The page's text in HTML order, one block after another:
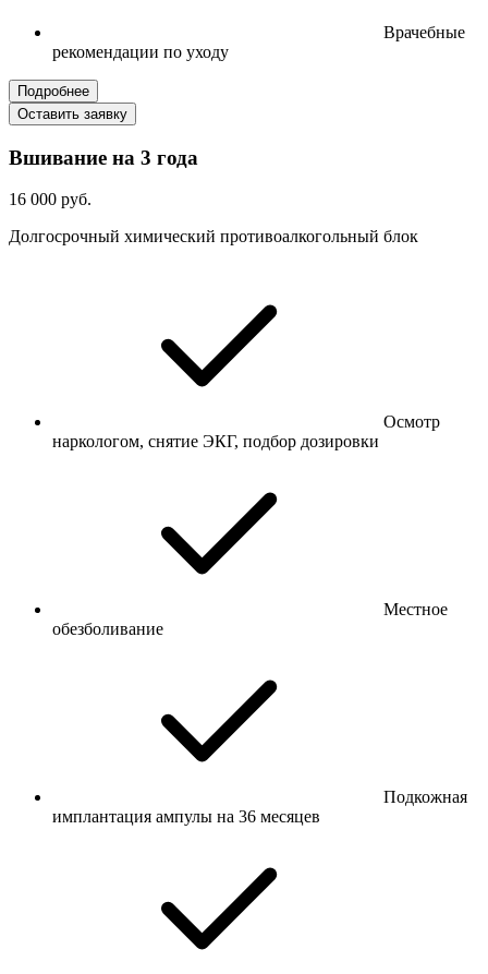
Врачебные
рекомендации по уходу
Подробнее
Оставить заявку
Вшивание на 3 года
16 000 руб.
Долгосрочный химический противоалкогольный блок
Осмотр
наркологом, снятие ЭКГ, подбор дозировки
Местное
обезболивание
Подкожная
имплантация ампулы на 36 месяцев